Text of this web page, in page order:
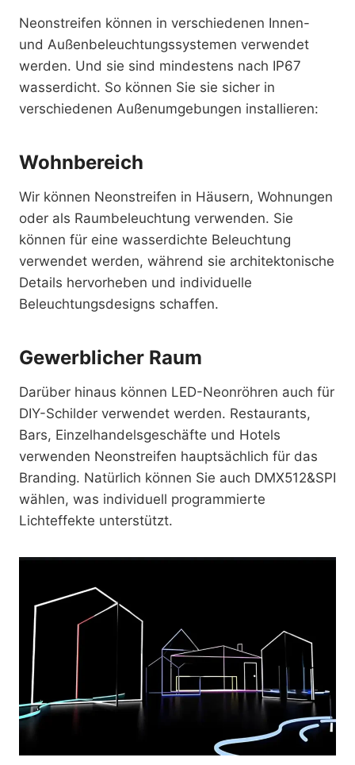
Neonstreifen können in verschiedenen Innen-
und Außenbeleuchtungssystemen verwendet
werden. Und sie sind mindestens nach IP67
wasserdicht. So können Sie sie sicher in
verschiedenen Außenumgebungen installieren:
Wohnbereich
Wir können Neonstreifen in Häusern, Wohnungen
oder als Raumbeleuchtung verwenden. Sie
können für eine wasserdichte Beleuchtung
verwendet werden, während sie architektonische
Details hervorheben und individuelle
Beleuchtungsdesigns schaffen.
Gewerblicher Raum
Darüber hinaus können LED-Neonröhren auch für
DIY-Schilder verwendet werden. Restaurants,
Bars, Einzelhandelsgeschäfte und Hotels
verwenden Neonstreifen hauptsächlich für das
Branding. Natürlich können Sie auch DMX512&SPI
wählen, was individuell programmierte
Lichteffekte unterstützt.